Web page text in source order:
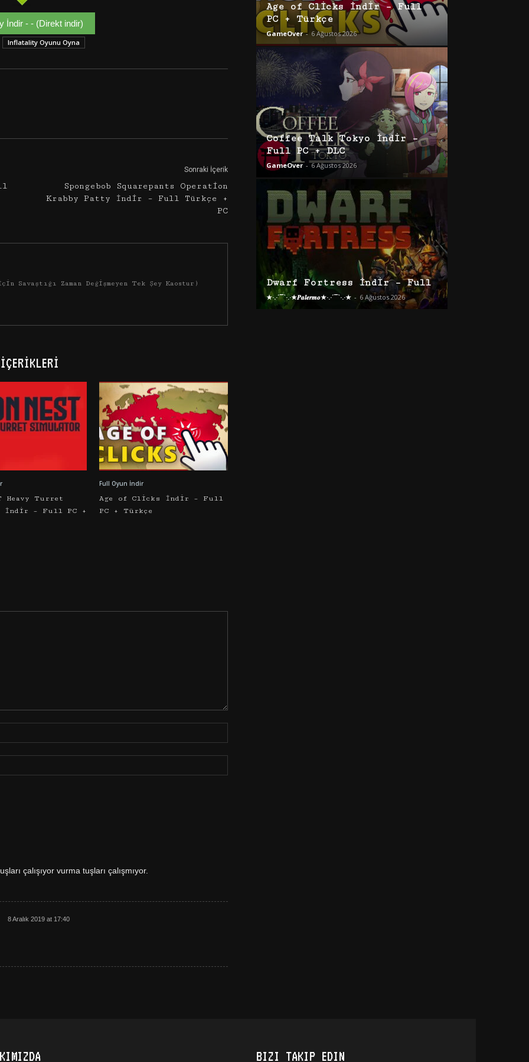
İndir - - (Direkt indir)
Inflatality Oyunu Oyna
Sonraki İçerik
Spongebob Squarepants Operation
Krabby Patty İndir – Full Türkçe +
PC
Savaştığı Zaman Değişmeyen Tek Şey Kaostur)
Heavy Turret
İndir – Full PC +
Full Oyun İndir
Age of Clicks İndir – Full
PC + Türkçe
çalışıyor vurma tuşları çalışmıyor.
8 Aralık 2019 at 17:40
Age of Clicks İndir – Full
PC + Türkçe
GameOver - 6 Ağustos 2026
Coffee Talk Tokyo İndir –
Full PC + DLC
GameOver - 6 Ağustos 2026
Dwarf Fortress İndir – Full
★·.·´¯`·.·★𝑷𝒂𝒍𝒆𝒓𝒎𝒐★·.·´¯`·.·★ - 6 Ağustos 2026
BIZI TAKIP EDIN